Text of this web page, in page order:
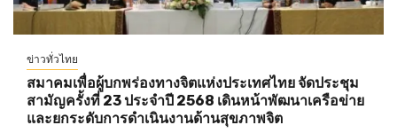
ข่าวทั่วไทย
สมาคมเพื่อผู้บกพร่องทางจิตแห่งประเทศไทย จัดประชุม
สามัญครั้งที่ 23 ประจำปี 2568 เดินหน้าพัฒนาเครือข่าย
และยกระดับการดำเนินงานด้านสุขภาพจิต